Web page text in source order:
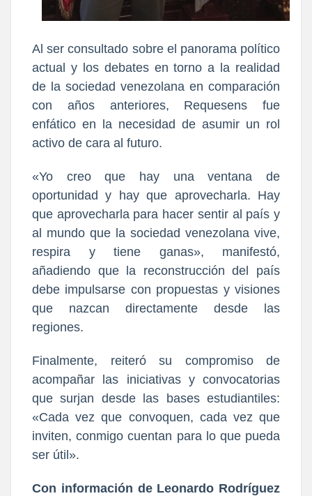
Al ser consultado sobre el panorama político
actual y los debates en torno a la realidad
de la sociedad venezolana en comparación
con años anteriores, Requesens fue
enfático en la necesidad de asumir un rol
activo de cara al futuro.
«Yo creo que hay una ventana de
oportunidad y hay que aprovecharla. Hay
que aprovecharla para hacer sentir al país y
al mundo que la sociedad venezolana vive,
respira y tiene ganas», manifestó,
añadiendo que la reconstrucción del país
debe impulsarse con propuestas y visiones
que nazcan directamente desde las
regiones.
Finalmente, reiteró su compromiso de
acompañar las iniciativas y convocatorias
que surjan desde las bases estudiantiles:
«Cada vez que convoquen, cada vez que
inviten, conmigo cuentan para lo que pueda
ser útil».
Con información de Leonardo Rodríguez